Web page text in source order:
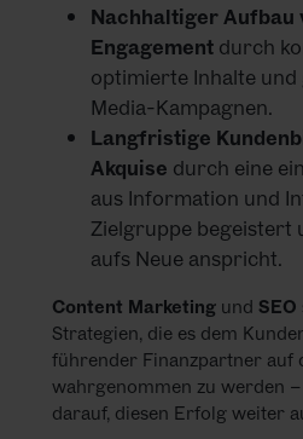
Nachhaltiger Aufbau
Engagementdurch
optimierte Inhalte und
Media-Kampagnen.
Langfristige
Akquise durch eine
aus Information und
Zielgruppe begeistert
aufs Neue anspricht.
Content Marketingund SEO
Strategien, die es dem
führender Finanzpartner auf
wahrgenommen zu werden
darauf, diesen Erfolg weiter